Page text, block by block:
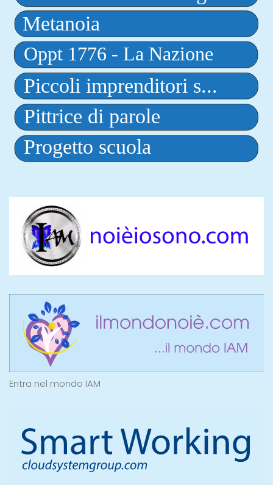
Entra nel mondo IAM